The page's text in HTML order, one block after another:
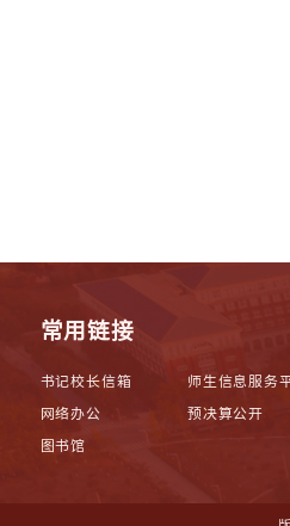
常用链接
书记校长信箱 师生信息服务
网络办公
预决算公开
图书馆